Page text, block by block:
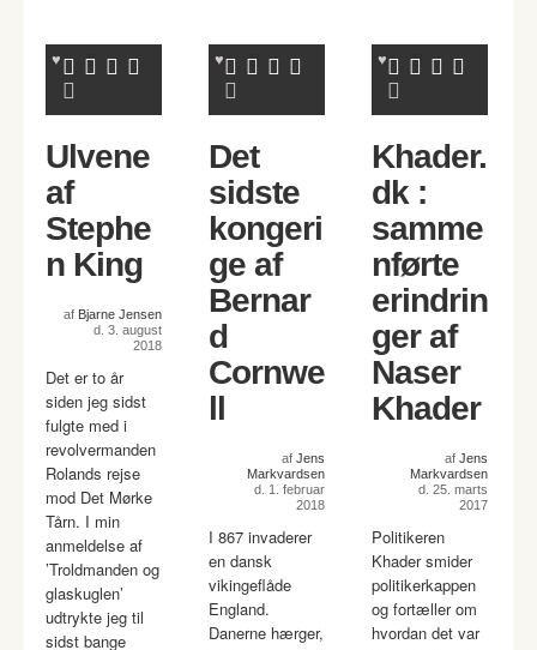
Ulvene
af
Stephe
n King
af Bjarne Jensen
d. 3. august
2018
Det er to år
siden jeg sidst
fulgte med i
revolvermanden
Rolands rejse
mod Det Mørke
Tårn. I min
anmeldelse af
’Troldmanden og
glaskuglen’
udtrykte jeg til
sidst bange
Det
sidste
kongeri
ge af
Bernar
d
Cornwe
ll
af Jens
Markvardsen
d. 1. februar
2018
I 867 invaderer
en dansk
vikingeflåde
England.
Danerne hærger,
Khader.
dk :
samme
nførte
erindrin
ger af
Naser
Khader
af Jens
Markvardsen
d. 25. marts
2017
Politikeren
Khader smider
politikerkappen
og fortæller om
hvordan det var